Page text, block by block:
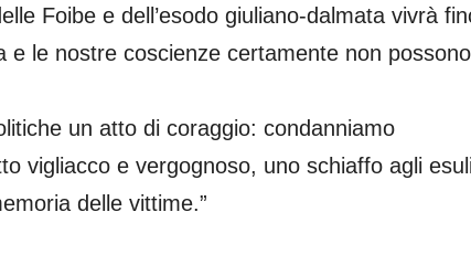
Foibe e dell’esodo giuliano-dalmata vivrà
e le nostre coscienze certamente non possono
un atto di coraggio: condanniamo
vigliacco e vergognoso, uno schiaffo agli
delle vittime.”